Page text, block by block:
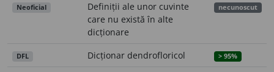
Neoficial
Definiții ale unor cuvinte
care nu există în alte
dicționare
necunoscut
DFL Dicționar dendrofloricol > 95%